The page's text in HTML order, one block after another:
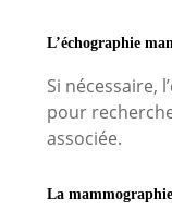
L’échographie
Si nécessaire,
pour
associée.
La mammographie